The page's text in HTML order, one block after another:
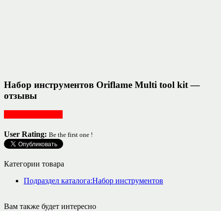
Набор инструментов Oriflame Multi tool kit —
отзывы
User Rating: Be the first one !
Категории товара
Подраздел каталога:Набор инструментов
Вам также будет интересно